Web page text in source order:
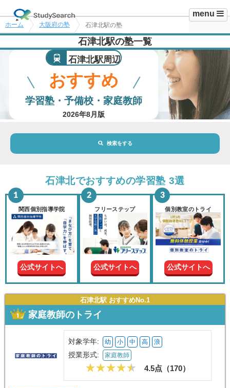
menu
ホーム 大阪府の塾 石津北駅の塾
石津北駅の塾一覧
石津北駅周辺
おすすめ
学習塾・予備校・家庭教師
2026年8月版
検索をする
地域・駅 石津北駅
選択されていません
市区町村 選択されていません 変更
現在の
学年
授業形
式
この条件で絞り込む
石津北でおすすめの学習塾 3選
関西個別指導学院
公式サイトへ
フリーステップ
公式サイトへ
個別教室のトライ
公式サイトへ
石津北駅 おすすめNo.1
家庭教師のトライ
対象学年: 幼 小 中 高 浪
授業形式: 家庭教師
4.5点（170）